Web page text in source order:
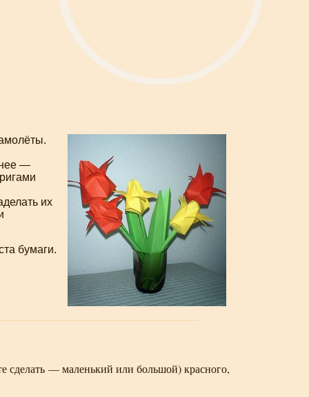
—
их
бумаги.
сделать — маленький или большой) красного,